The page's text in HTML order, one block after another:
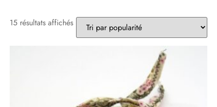
15 résultats affichés